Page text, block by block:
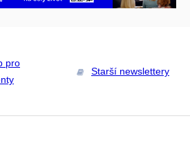
pro
Starší newslettery